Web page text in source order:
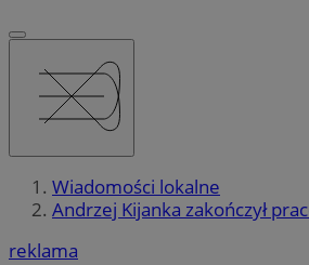
Wiadomości lokalne
Andrzej Kijanka zakończył
reklama